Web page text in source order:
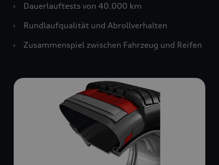
›
Dauerlauftests von 40.000 km
›
Rundlaufqualität und Abrollverhalten
›
Zusammenspiel zwischen Fahrzeug und Reifen